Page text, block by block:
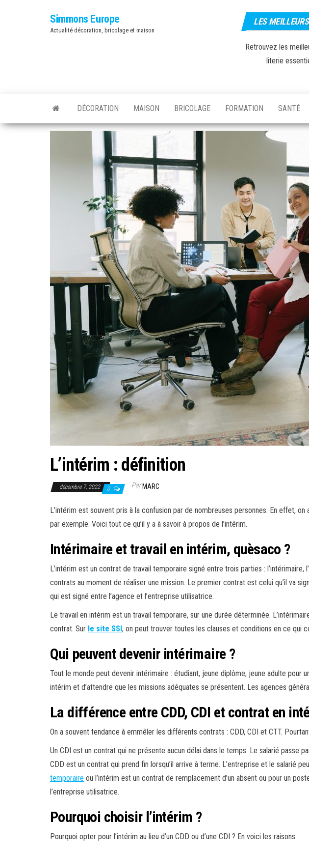
Simmons Europe
Actualité décoration, bricolage et maison
LES
Retrouvez les
literie
DÉCORATION MAISON BRICOLAGE FORMATION SANTÉ
L’intérim : définition
décembre 7, 2022 0 ParMARC
L’intérim est souvent pris à la confusion par de nombreuses personnes. En effet,
par exemple. Voici tout ce qu’il y a à savoir à propos de l’intérim.
Intérimaire et travail en intérim, quèsaco ?
L’intérim est un contrat de travail temporaire signé entre trois parties :
contrats au moment de réaliser une mission. Le premier contrat est celui qu’il va
qui est signé entre l’agence et l’entreprise utilisatrice.
Le travail en intérim est un travail temporaire, sur une durée déterminée.
contrat. Sur le site SSI, on peut trouver toutes les clauses et conditions en ce qui
Qui peuvent devenir intérimaire ?
Tout le monde peut devenir intérimaire : étudiant, jeune diplôme, jeune adulte pour
intérim et d’attendre que les missions adéquates se présentent. Les agences
La différence entre CDD, CDI et contrat en
On a souvent tendance à emmêler les différents contrats : CDD, CDI et CTT.
Un CDI est un contrat qui ne présente aucun délai dans le temps. Le salarié passe
CDD est un contrat qui prend fin lorsqu’il arrive à terme. L’entreprise et le salarié
temporaire ou l’intérim est un contrat de remplacement d’un absent ou pour un
l’entreprise utilisatrice.
Pourquoi choisir l’intérim ?
Pourquoi opter pour l’intérim au lieu d’un CDD ou d’une CDI ? En voici les raisons.